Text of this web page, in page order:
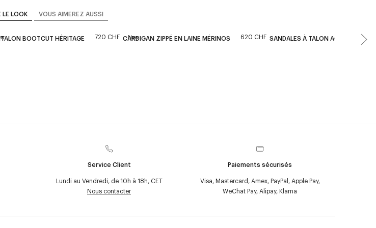
LE LOOK VOUS AIMEREZ AUSSI
BOOTCUT HÉRITAGE 720 CHF New
CARDIGAN ZIPPÉ EN LAINE MÉRINOS 620 CHF SANDALES À TALON AC 780 CHF
Service Client
Lundi au Vendredi, de 10h à 18h, CET
Nous contacter
Paiements sécurisés
Visa, Mastercard, Amex, PayPal, Apple Pay,
WeChat Pay, Alipay, Klarna